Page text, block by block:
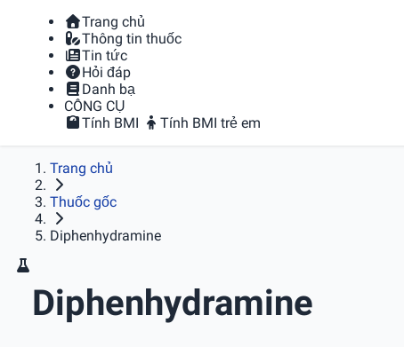
Trang chủ
Thông tin thuốc
Tin tức
Hỏi đáp
Danh bạ
CÔNG CỤ
Tính BMI
Tính BMI trẻ em
Trang chủ
Thuốc gốc
Diphenhydramine
Diphenhydramine